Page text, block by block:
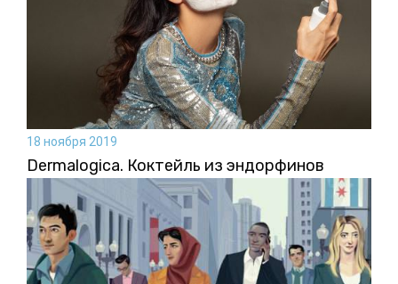
18 ноября 2019
Dermalogica. Коктейль из эндорфинов